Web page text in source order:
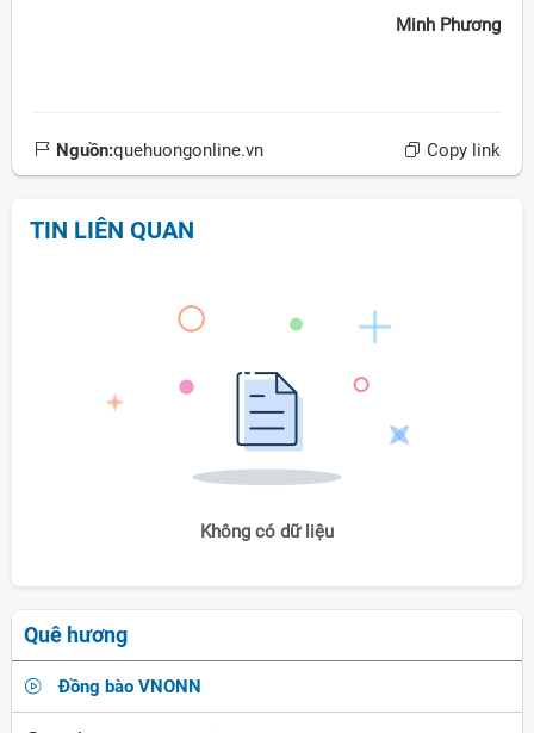
Minh Phương
Nguồn:quehuongonline.vn Copy link
TIN LIÊN QUAN
Không có dữ liệu
Quê hương
Đồng bào VNONN